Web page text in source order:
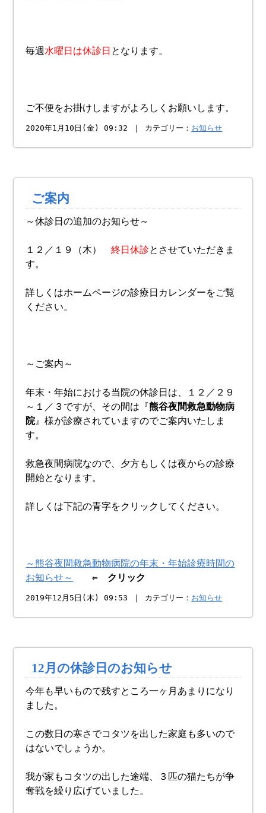
毎週水曜日は休診日 となります。
ご不便をお掛けしますがよろしくお願いします。
2020年1月10日(金) 09:32 ｜ カテゴリー： お知らせ
ご案内
～休診日の追加のお知らせ～
１２／１９（木）終日休診とさせていただきま
す。
詳しくはホームページの診療日カレンダーをご覧
ください。
～ご案内～
年末・年始における当院の休診日は、１２／２９
～１／３ですが、その間は『熊谷夜間救急動物病
院』様が診療されていますのでご案内いたしま
す。
救急夜間病院なので、夕方もしくは夜からの診療
開始となります。
詳しくは下記の青字をクリックしてください。
～熊谷夜間救急動物病院の年末・年始診療時間の
お知らせ～
⇐ クリック
2019年12月5日(木) 09:53 ｜ カテゴリー： お知らせ
12月の休診日のお知らせ
今年も早いもので残すところ一ヶ月あまりになり
ました。
この数日の寒さでコタツを出した家庭も多いので
はないでしょうか。
我が家もコタツの出した途端、３匹の猫たちが争
奪戦を繰り広げていました。